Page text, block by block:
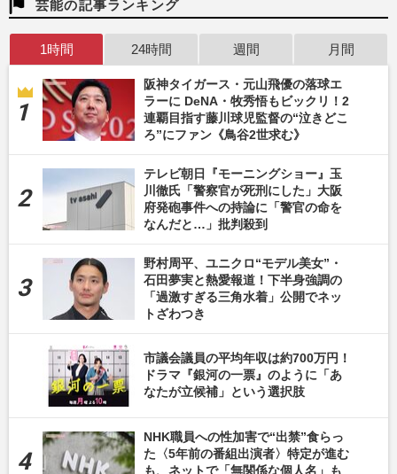
芸能の記事ランキング
1時間 24時間 週間 月間
阪神タイガース・元山飛優の落球エ
ラーに DeNA・牧秀悟もビックリ！2
連覇目指す藤川球児監督の“泣きどこ
ろ”にファン《鳥谷2世求む》
テレビ朝日『モーニングショー』玉
川徹氏「警察官が死刑にした」大阪
府発砲事件への持論に「警官の命を
なんだと…」批判殺到
野村周平、ユニクロ“モデル美女”・
石田夢実と熱愛報道！下半身強調の
「過激すぎる三角水着」公開でネッ
トざわつき
市議会議員の平均年収は約700万円！
ドラマ『銀河の一票』のように「あ
なたが立候補」という選択肢
NHK職員への性加害で“出禁”食らっ
た〈5年前の番組出演者〉特定が進む
も、ネットで「無関係な個人名」も